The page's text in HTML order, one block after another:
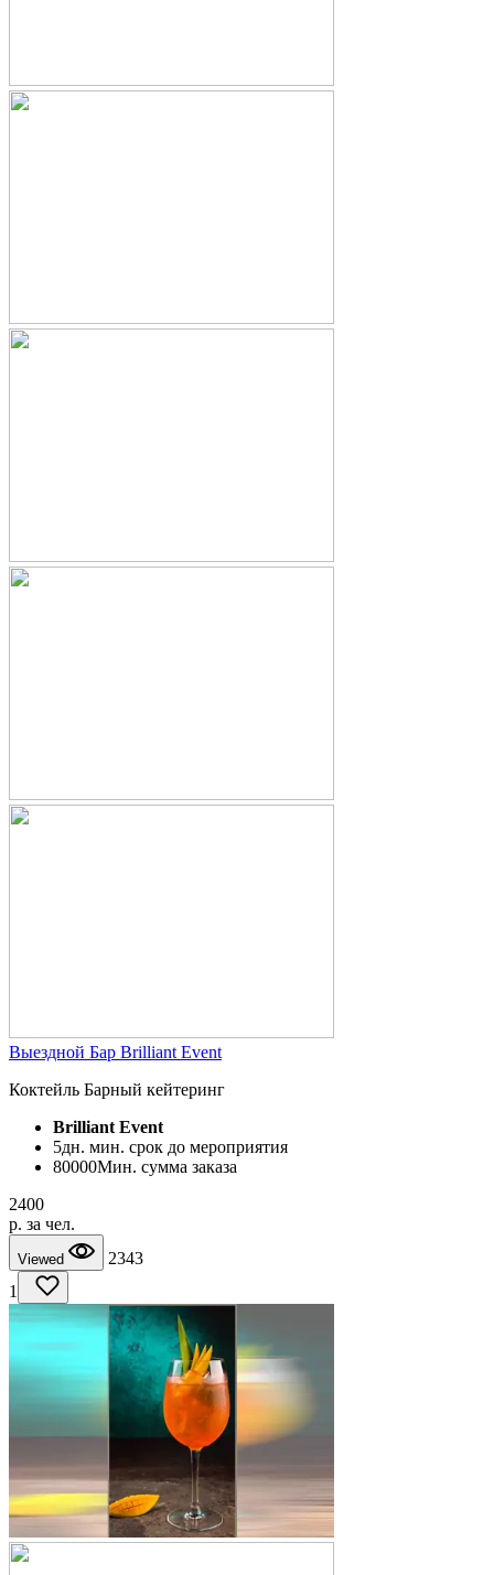
Выездной Бар Brilliant Event
Коктейль Барный кейтеринг
Brilliant Event
5дн. мин. срок до мероприятия
80000Мин. сумма заказа
2400
p. за чел.
Viewed
2343
1